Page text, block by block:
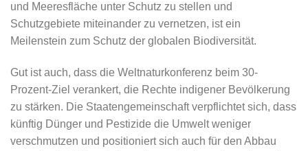
und Meeresfläche unter Schutz zu stellen und
Schutzgebiete miteinander zu vernetzen, ist ein
Meilenstein zum Schutz der globalen Biodiversität.
Gut ist auch, dass die Weltnaturkonferenz beim 30-
Prozent-Ziel verankert, die Rechte indigener Bevölkerung
zu stärken. Die Staatengemeinschaft verpflichtet sich, dass
künftig Dünger und Pestizide die Umwelt weniger
verschmutzen und positioniert sich auch für den Abbau